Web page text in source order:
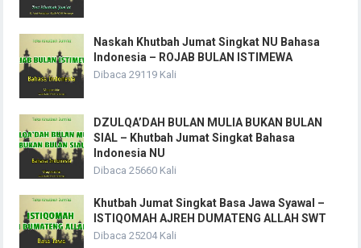
Naskah Khutbah Jumat Singkat NU Bahasa
Indonesia – ROJAB BULAN ISTIMEWA
Dibaca 29119 Kali
DZULQA’DAH BULAN MULIA BUKAN BULAN
SIAL – Khutbah Jumat Singkat Bahasa
Indonesia NU
Dibaca 25660 Kali
Khutbah Jumat Singkat Basa Jawa Syawal –
ISTIQOMAH AJREH DUMATENG ALLAH SWT
Dibaca 25204 Kali